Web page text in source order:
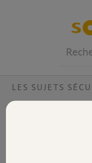
Volet
LES SUJETS
Ajout de
je n’arrive plus à